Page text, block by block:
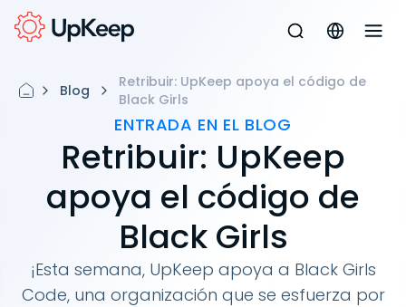
Blog
Retribuir: UpKeep apoya el código de
Black Girls
ENTRADA EN EL BLOG
Retribuir: UpKeep
apoya el código de
Black Girls
¡Esta semana, UpKeep apoya a Black Girls
Code, una organización que se esfuerza por